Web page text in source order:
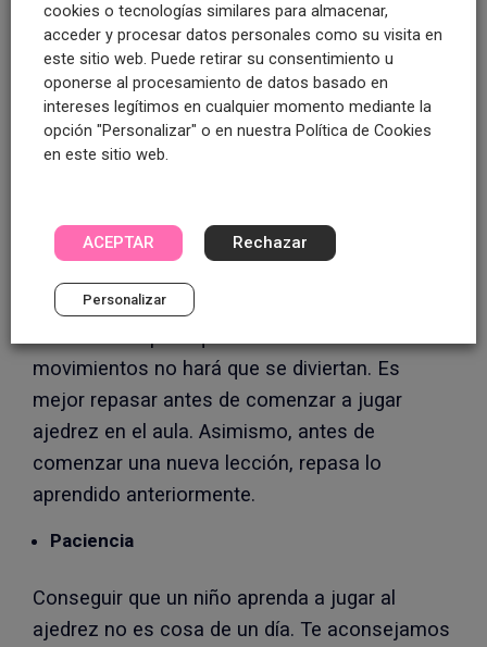
Ganar no es el objetivo
Tener presente que el ajedrez es una
herramienta que aporta muchos más
beneficios que ganar la partida. Es
puede generar frustración en ellos.
Jugar para divertirse y sin presión
movimientos no hará que se diviertan. Es
mejor repasar antes de comenzar a jugar
ajedrez en el aula. Asimismo, antes de
comenzar una nueva lección, repasa lo
aprendido anteriormente.
Paciencia
Conseguir que un niño aprenda a jugar al
ajedrez no es cosa de un día. Te aconsejamos
cookies o tecnologías similares para almacenar,
acceder y procesar datos personales como su visita en
este sitio web. Puede retirar su consentimiento u
oponerse al procesamiento de datos basado en
intereses legítimos en cualquier momento mediante la
opción "Personalizar" o en nuestra Política de Cookies
en este sitio web.
ACEPTAR Rechazar
Personalizar